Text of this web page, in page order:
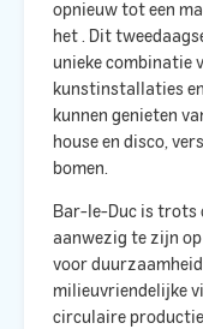
opnieuw tot een
het
. Dit
unieke combinatie
kunstinstallaties
kunnen genieten
house en disco,
bomen. ​
Bar-le-Duc is
aanwezig te zijn
voor
milieuvriendelijke
circulaire